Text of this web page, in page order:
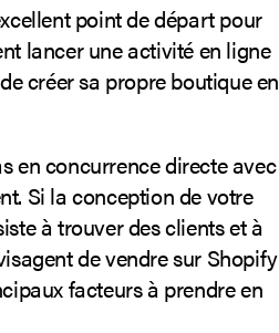
point de départ pour
lancer une activité en ligne
créer sa propre boutique en
en concurrence directe avec
Si la conception de votre
à trouver des clients et à
de vendre sur Shopify
facteurs à prendre en